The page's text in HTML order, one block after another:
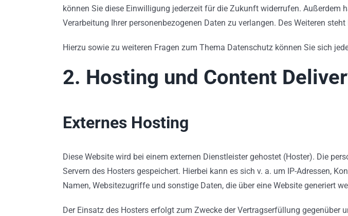
können Sie diese Einwilligung jederzeit für die Zukunft widerrufen. Außerdem
Verarbeitung Ihrer personenbezogenen Daten zu verlangen. Des Weiteren
Hierzu sowie zu weiteren Fragen zum Thema Datenschutz können Sie sich
2. Hosting und Content
Externes Hosting
Diese Website wird bei einem externen Dienstleister gehostet (Hoster). Die
Servern des Hosters gespeichert. Hierbei kann es sich v. a. um IP-Adressen,
Namen, Websitezugriffe und sonstige Daten, die über eine Website generiert
Der Einsatz des Hosters erfolgt zum Zwecke der Vertragserfüllung gegenüber